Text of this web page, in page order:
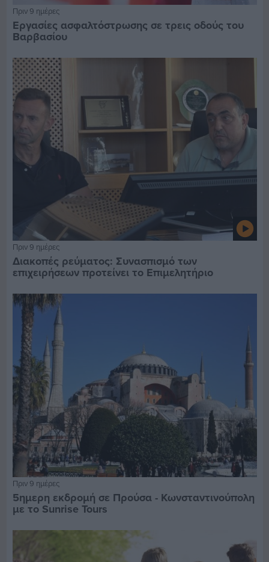
Πριν 9 ημέρες
Εργασίες ασφαλτόστρωσης σε τρεις οδούς του
Βαρβασίου
Πριν 9 ημέρες
Διακοπές ρεύματος: Συνασπισμό των
επιχειρήσεων προτείνει το Επιμελητήριο
Πριν 9 ημέρες
5ημερη εκδρομή σε Προύσα - Κωνσταντινούπολη
με το Sunrise Tours